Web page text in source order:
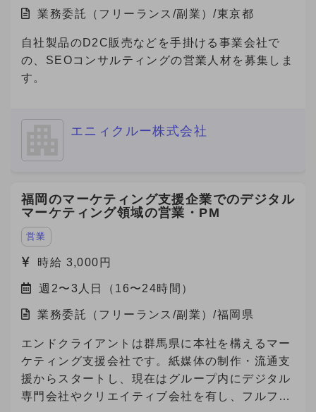
業務委託（フリーランス/副業）/東京都
自社製品のD2C販売などを手掛ける事業会社で
の、SEOコンサルティングの営業人材を募集しま
す。
エニィクルー株式会社
福岡のマーケティング支援企業でのデジタル
マーケティング領域の営業・PM
営業
時給 3,000円
週2〜3人日（16〜24時間）
業務委託（フリーランス/副業）/福岡県
エンドクライアントは群馬県に本社を構えるマー
ケティング支援会社です。紙媒体の制作・流通支
援からスタートし、現在はグループ内にデジタル
専門会社やクリエイティブ会社を有し、フルファ